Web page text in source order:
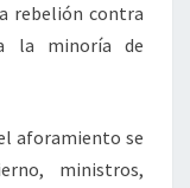
rebelión contra
la minoría de
aforamiento se
ministros,